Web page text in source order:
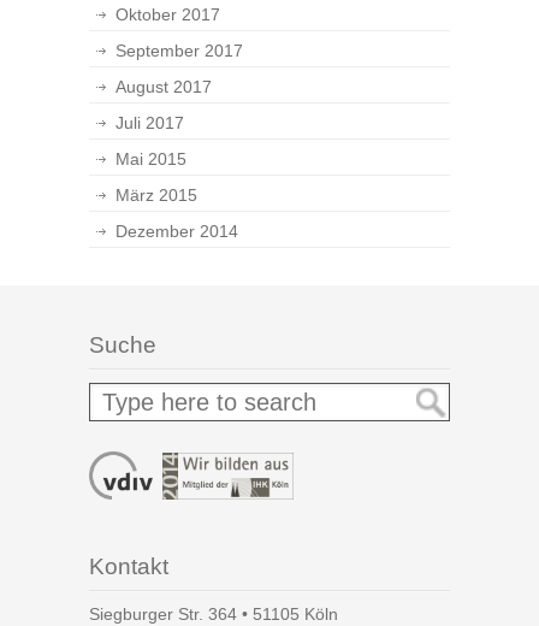
Oktober 2017
September 2017
August 2017
Juli 2017
Mai 2015
März 2015
Dezember 2014
Suche
Kontakt
Siegburger Str. 364 • 51105 Köln